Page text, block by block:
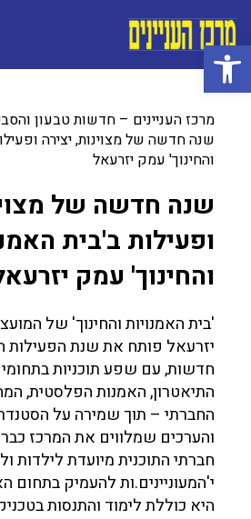
פתח סרגל נגישות
מרכז העניינים – חדשות טבעון
שנה חדשה של מצוינות, יצירה
והחינוך' עמק יזרעאל
שנה חדשה של
ופעילות ב'בית
והחינוך' עמק
'בית האמנויות והחינוך' של
יזרעאל פותח את שנת הפעילות
חדשות, עם שפע תוכניות בתחומי
התיאטרון, האמנות הפלסטית,
החברתי – תוך שמירה על
והערכים שמלווים את המרכז כבר
חברתי התוכנית מיועדת לילדות
י'המעוניינים.ות להעמיק בתחום
היא כוללת לימוד והתנסות